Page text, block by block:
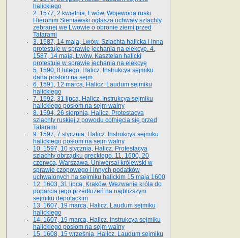
halickiego
2. 1577, 2 kwietnia, Lwów. Wojewoda ruski
Hieronim Sieniawski ogłasza uchwały szlachty
zebranej we Lwowie o obronie ziemi przed
Tatarami
3. 1587, 14 maja, Lwów. Szlachta halicka i inna
protestuje w sprawie jechania na elekcyę. 4.
1587, 14 maja, Lwów. Kasztelan halicki
protestuje w sprawie jechania na elekcyę
5. 1590, 8 lutego, Halicz. Instrukcya sejmiku
dana posłom na sejm
6. 1591, 12 marca, Halicz. Laudum sejmiku
halickiego
7. 1592, 31 lipca, Halicz. Instrukcya sejmiku
halickiego posłom na sejm walny
8. 1594, 26 sierpnia, Halicz. Protestacya
szlachty ruskiej z powodu cofnięcia się przed
Tatarami
9. 1597, 7 stycznia, Halicz. Instrukcya sejmiku
halickiego posłom na sejm walny
10. 1597, 10 stycznia, Halicz. Protestacya
szlachty obrządku greckiego. 11. 1600, 20
czerwca, Warszawa. Uniwersał królewski w
sprawie czopowego i innych podatków
uchwalonych na sejmiku halickim 15 maja 1600
12. 1603, 31 lipca, Kraków. Wezwanie króla do
poparcia jego przedłożeń na najbliższym
sejmiku deputackim
13. 1607, 19 marca, Halicz. Laudum sejmiku
halickiego
14. 1607, 19 marca, Halicz. Instrukcya sejmiku
halickiego posłom na sejm walny
15. 1608, 15 września, Halicz. Laudum sejmiku